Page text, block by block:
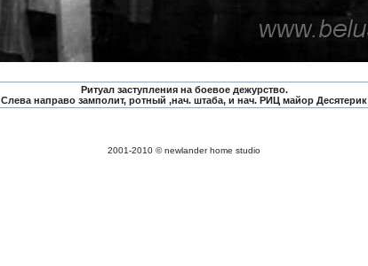
Ритуал заступления на боевое дежурство.
Слева направо замполит, ротный ,нач. штаба, и нач. РИЦ майор Десятерик
2001-2010 © newlander home studio